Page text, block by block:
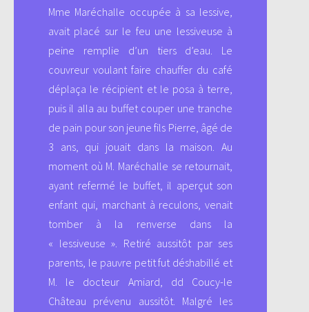
Mme Maréchalle occupée à sa lessive,
avait placé sur le feu une lessiveuse à
peine remplie d’un tiers d’eau. Le
couvreur voulant faire chauffer du café
déplaça le récipient et le posa à terre,
puis il alla au buffet couper une tranche
de pain pour son jeune fils Pierre, âgé de
3 ans, qui jouait dans la maison. Au
moment où M. Maréchalle se retournait,
ayant refermé le buffet, il aperçut son
enfant qui, marchant à reculons, venait
tomber à la renverse dans la
« lessiveuse ». Retiré aussitôt par ses
parents, le pauvre petit fut déshabillé et
M. le docteur Amiard, dd Coucy-le
Château prévenu aussitôt. Malgré les